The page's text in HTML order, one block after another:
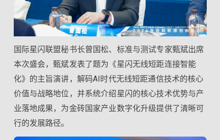
国际星闪联盟秘书长曾国松、标准与测试专家甄斌出席
本次盛会，甄斌发表了题为《星闪无线短距连接智能
化》的主旨演讲，解码AI时代无线短距通信技术的核心
价值与战略地位，并系统介绍星闪的核心技术优势与产
业落地成果，为金砖国家产业数字化升级提供了清晰可
行的发展路径。